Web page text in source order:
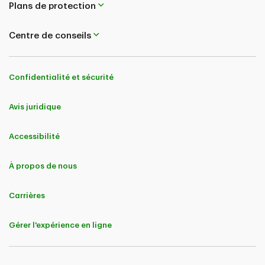
s’appliquent.
Plans de protection
Centre de conseils
Confidentialité et sécurité
Avis juridique
Accessibilité
À propos de nous
Carrières
Gérer l'expérience en ligne